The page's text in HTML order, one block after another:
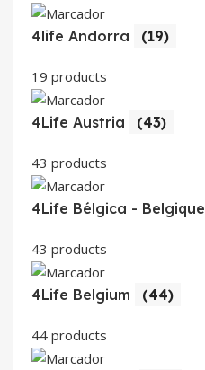
4life Andorra (19)
19 products
4Life Austria (43)
43 products
4Life Bélgica - Belgique
43 products
4Life Belgium (44)
44 products